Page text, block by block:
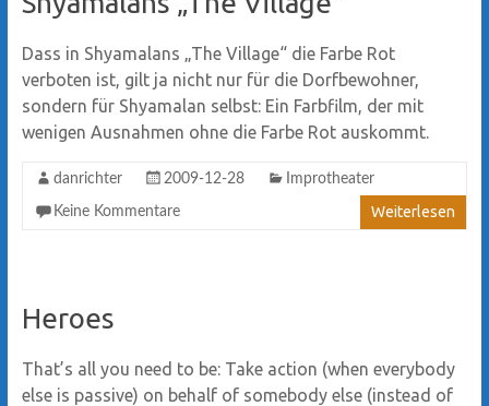
Dass in Shyamalans „The Village“ die Farbe Rot
verboten ist, gilt ja nicht nur für die Dorfbewohner,
sondern für Shyamalan selbst: Ein Farbfilm, der mit
wenigen Ausnahmen ohne die Farbe Rot auskommt.
danrichter 2009-12-28 Improtheater
Keine Kommentare Weiterlesen
Heroes
That’s all you need to be: Take action (when everybody
else is passive) on behalf of somebody else (instead of